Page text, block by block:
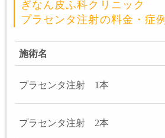
ぎなん皮ふ科クリニック
プラセンタ注射の料金・症例
施術名
プラセンタ注射 1本
プラセンタ注射 2本